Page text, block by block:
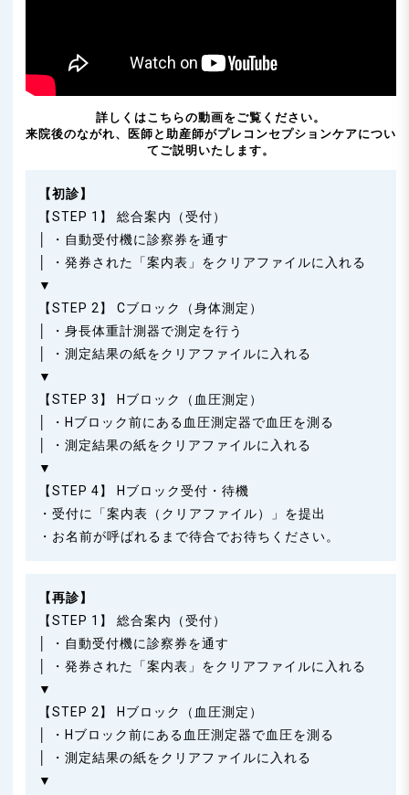
詳しくはこちらの動画をご覧ください。
来院後のながれ、医師と助産師がプレコンセプションケアについ
てご説明いたします。
【初診】
【STEP 1】 総合案内（受付）
│ ・自動受付機に診察券を通す
│ ・発券された「案内表」をクリアファイルに入れる
▼
【STEP 2】 Cブロック（身体測定）
│ ・身長体重計測器で測定を行う
│ ・測定結果の紙をクリアファイルに入れる
▼
【STEP 3】 Hブロック（血圧測定）
│ ・Hブロック前にある血圧測定器で血圧を測る
│ ・測定結果の紙をクリアファイルに入れる
▼
【STEP 4】 Hブロック受付・待機
・受付に「案内表（クリアファイル）」を提出
・お名前が呼ばれるまで待合でお待ちください。
【再診】
【STEP 1】 総合案内（受付）
│ ・自動受付機に診察券を通す
│ ・発券された「案内表」をクリアファイルに入れる
▼
【STEP 2】 Hブロック（血圧測定）
│ ・Hブロック前にある血圧測定器で血圧を測る
│ ・測定結果の紙をクリアファイルに入れる
▼